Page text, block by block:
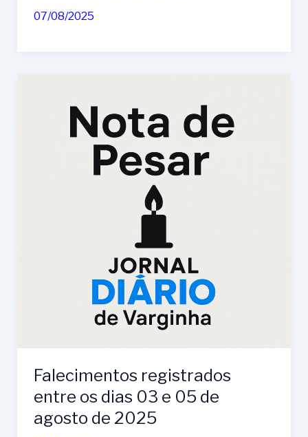
07/08/2025
Falecimentos registrados
entre os dias 03 e 05 de
agosto de 2025